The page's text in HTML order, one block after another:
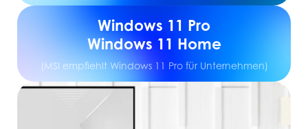
Windows 11 Pro
Windows 11 Home
(MSI empfiehlt Windows 11 Pro für Unternehmen)